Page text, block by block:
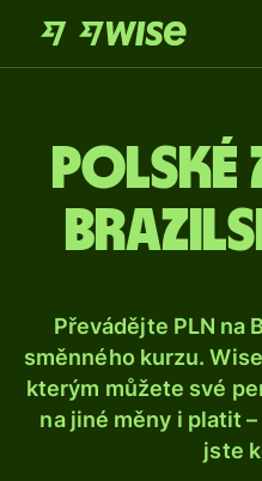
Převádějte PLN na
směnného kurzu.
kterým můžete své
na jiné měny i platit
jste